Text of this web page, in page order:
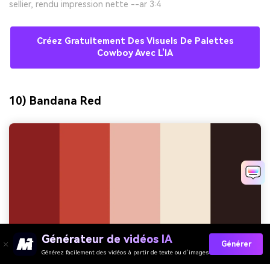
sellier, rendu impression nette --ar 3:4
Créez Gratuitement Des Visuels De Palettes
Cowboy Avec L’IA
10) Bandana Red
Générateur de vidéos IA
Générez facilement des vidéos à partir de texte ou d’images
Générer